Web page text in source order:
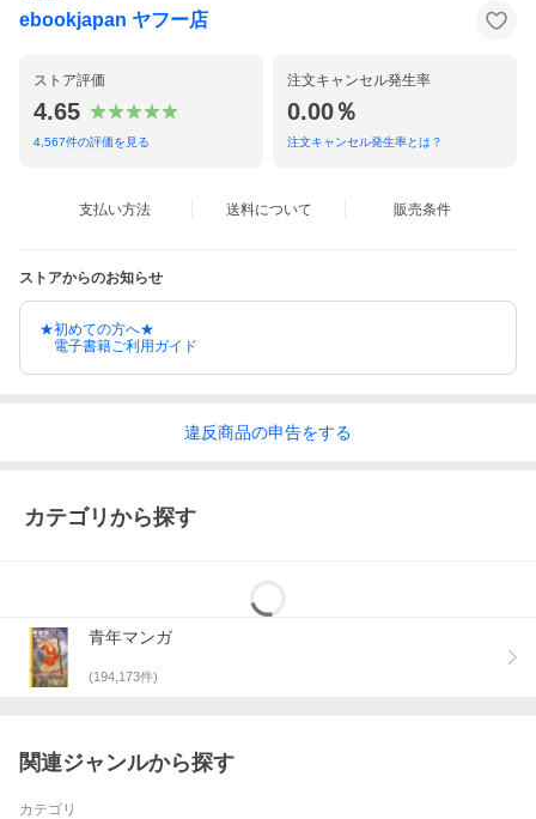
ebookjapan ヤフー店
ストア評価
4.65
4,567件の評価を見る
注文キャンセル発生率
0.00％
注文キャンセル発生率とは？
支払い方法 送料について 販売条件
ストアからのお知らせ
★初めての方へ★
電子書籍ご利用ガイド
違反商品の申告をする
カテゴリから探す
青年マンガ
(194,173件)
関連ジャンルから探す
カテゴリ